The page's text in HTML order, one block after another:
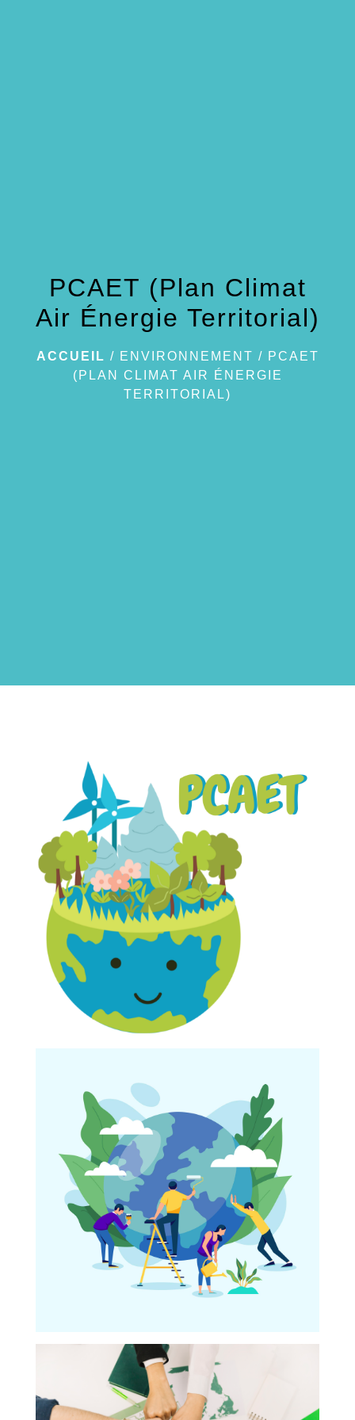
PCAET (Plan Climat
Air Énergie Territorial)
ACCUEIL / ENVIRONNEMENT / PCAET
(PLAN CLIMAT AIR ÉNERGIE
TERRITORIAL)